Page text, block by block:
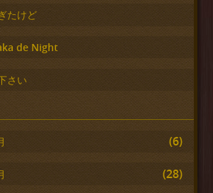
たけど
de Night
さい
(6)
(28)